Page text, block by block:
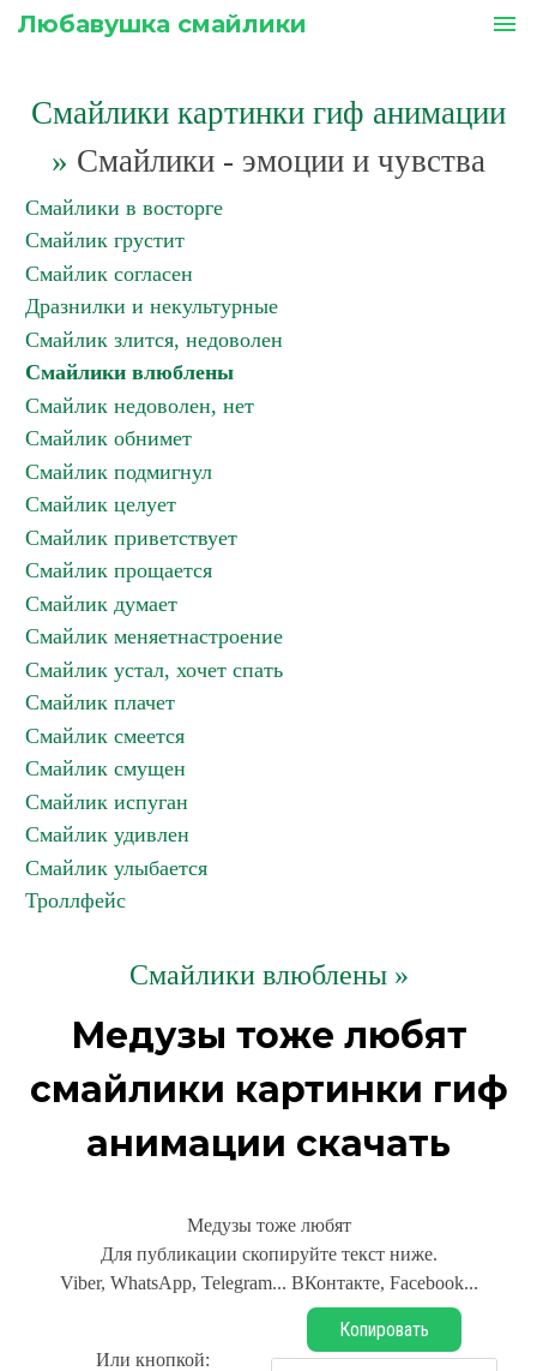
Любавушка смайлики menu
Смайлики картинки гиф анимации
» Смайлики - эмоции и чувства
Смайлики в восторге
Смайлик грустит
Смайлик согласен
Дразнилки и некультурные
Смайлик злится, недоволен
Смайлики влюблены
Смайлик недоволен, нет
Смайлик обнимет
Смайлик подмигнул
Смайлик целует
Смайлик приветствует
Смайлик прощается
Смайлик думает
Смайлик меняетнастроение
Смайлик устал, хочет спать
Смайлик плачет
Смайлик смеется
Смайлик смущен
Смайлик испуган
Смайлик удивлен
Смайлик улыбается
Троллфейс
Смайлики влюблены »
Медузы тоже любят
смайлики картинки гиф
анимации скачать
Медузы тоже любят
Для публикации скопируйте текст ниже.
Viber, WhatsApp, Telegram... ВКонтакте, Facebook...
Или кнопкой:
Копировать